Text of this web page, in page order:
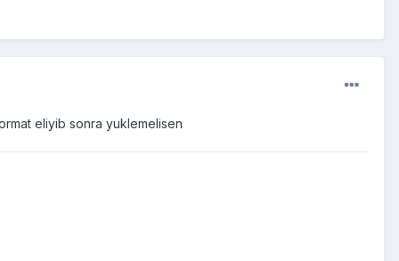
eliyib sonra yuklemelisen